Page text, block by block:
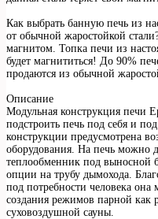
Как выбрать банную печь из
от обычной жаростойкой
магнитом. Топка печи из
будет магнититься! До 90%
продаются из обычной
Описание
Модульная конструкция печи
подстроить печь под себя и
конструкции предусмотрена
оборудования. На печь можно
теплообменник под выносной
опции на трубу дымохода.
под потребности человека она
создания режимов парной как
суховоздушной сауны.